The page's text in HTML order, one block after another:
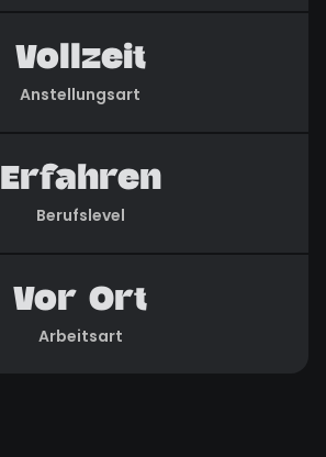
Vollzeit
Anstellungsart
Erfahren
Berufslevel
Vor Ort
Arbeitsart